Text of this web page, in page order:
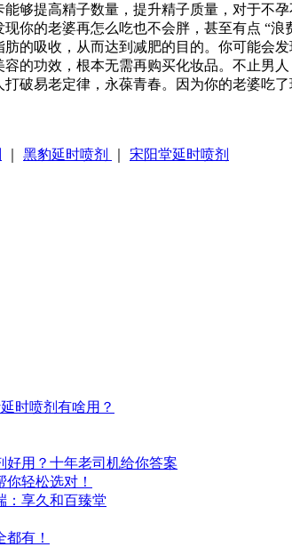
够提高精子数量，提升精子质量，对于不孕
你的老婆再怎么吃也不会胖，甚至有点 “
的吸收，从而达到减肥的目的。你可能会
的功效，根本无需再购买化妆品。不止男
破易老定律，永葆青春。因为你的老婆吃
黑豹延时喷剂 宋阳堂延时喷剂
时喷剂有啥用？
好用？十年老司机给你答案
轻松选对！
：享久和百臻堂
有！